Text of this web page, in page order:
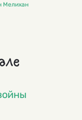
Мелихан